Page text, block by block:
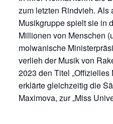
zum letzten Rindvieh. Als
Musikgruppe spielt sie in
Millionen von Menschen
molwanische
verlieh der Musik von
2023 den Titel „Offizielles
erklärte gleichzeitig die
Maximova, zur „Miss